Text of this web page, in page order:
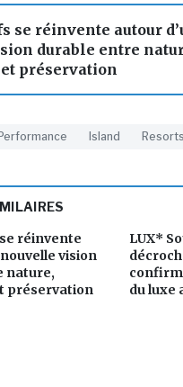
se réinvente autour
durable entre
préservation
Performance Island Resorts
réinvente
vision
nature,
préservation
LUX*
du luxe